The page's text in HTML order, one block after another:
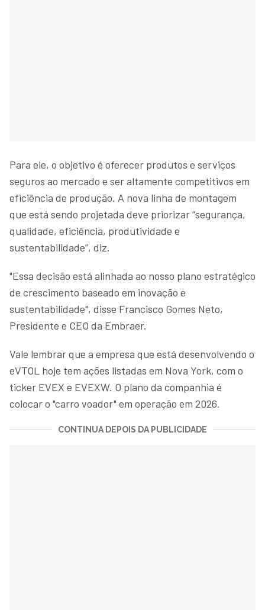
Para ele, o objetivo é oferecer produtos e serviços
seguros ao mercado e ser altamente competitivos em
eficiência de produção. A nova linha de montagem
que está sendo projetada deve priorizar “segurança,
qualidade, eficiência, produtividade e
sustentabilidade”, diz.
"Essa decisão está alinhada ao nosso plano estratégico
de crescimento baseado em inovação e
sustentabilidade", disse Francisco Gomes Neto,
Presidente e CEO da Embraer.
Vale lembrar que a empresa que está desenvolvendo o
eVTOL hoje tem ações listadas em Nova York, com o
ticker EVEX e EVEXW. O plano da companhia é
colocar o "carro voador" em operação em 2026.
CONTINUA DEPOIS DA PUBLICIDADE